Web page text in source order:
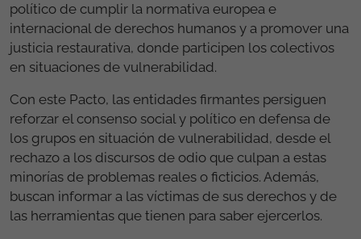
político de cumplir la normativa europea e
internacional de derechos humanos y a promover una
justicia restaurativa, donde participen los colectivos
en situaciones de vulnerabilidad.
Con este Pacto, las entidades firmantes persiguen
reforzar el consenso social y político en defensa de
los grupos en situación de vulnerabilidad, desde el
rechazo a los discursos de odio que culpan a estas
minorías de problemas reales o ficticios. Además,
buscan informar a las víctimas de sus derechos y de
las herramientas que tienen para saber ejercerlos.